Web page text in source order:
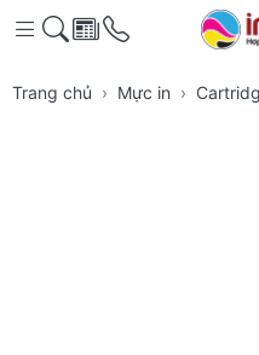
Trang chủ Mực in